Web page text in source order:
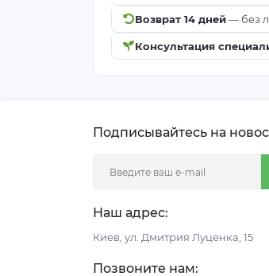
Возврат 14 дней— без
Консультация
Подписывайтесь на
Наш адрес:
Киeв, ул. Дмитрия Луценка, 15
Позвоните нам: